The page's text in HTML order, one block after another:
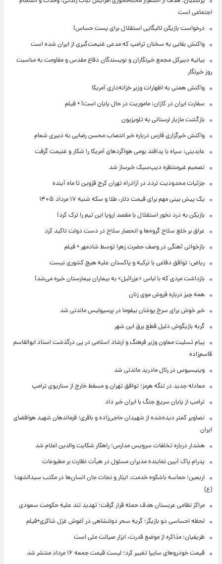
اجتماعی است
درخواست بازیکن لالیگایی استقلال برای پست حساس!
واکنش بقایی به سخنان ترامپ که مدعی غنیمت‌گیری از ایران شده است
بیانیه دبیرکل مجمع خبرنگاران و نویسندگان دفاع مقدس و مقاومت به مناسبت
روز خبرنگار
واکنش همتی به اظهارات وزیر خزانه‌داری آمریکا
سفارت ایران در کازان: ماموریت در حال پایان است! + فیلم
بازگشت مازیار لرستانی به تلویزیون
واکنش خبرگزاری فارس درباره خبر انتصاب محسن رضایی به دبیری شعام
عابدینی: سپاه با پدافند بومی هواگردهای آمریکا را شکار و غنیمت گرفت
تصمیم غیرمنتظره دیپ‌سیک خبرساز شد
جزئیات محدودیت تردد در آزادراه تهران کرج قزوین تا ماه آینده
یک پیش ‌بینی مهم برای قیمت دلار، طلا و سکه شنبه ۱۷ مرداد ۱۴۰۵
بازیکن به درد نخور استقلال با مقصد اروپا این تیم را ترک کرد!
عراق بر خلع سلاح گروه‌ها و انحصار سلاح در دست دولت تاکید کرد
بازخوانی آهنگی در وصف حضرت زهرا توسط شادمهر + فیلم
ریاض: توافق دفاعی با ترکیه و پاکستان علیه هیچ کشوری نیست
بازداشت مردی که با لباس «عزرائیل» به بیماران بیمارستان خیره می‌شد!
همه چیز درباره فروش موی زنان
خبر خوش برای سرخ پوشان بیفوما در پرسپولیس ماندنی شد
گربه بازیگوش دلیل قطع برق این شهر
پیام تسلیت معاون وزیر فرهنگ و ارشاد اسلامی در پی درگذشت استاد ابوالقاسم
قاسم‌زاده
وینیسیوس در رئال مادرید ماندنی شد
معادله جدید در تنگه هرمز؛ توافق تهران و مسقط خارج از سناریوی ترامپ
ترامپ از پایان سریع جنگ با ایران خبر داد
تصاویر کمتر دیده‌شده از شهیدان حاجی‌زاده و باقری؛ فرماندهان شهید هوافضای
ایران
هشدار درباره تخلفات سرویس مدارس؛ راهکار شکایت والدین اعلام شد
پدرام پاک آیین نماینده مدیران مسئول در هیأت نظارت بر مطبوعات
اربعین؛ حماسه باشکوه خدمت، ایثار و نجات جان انسان‌ها در مکتب سیدالشهدا
(ع)
مراکز نظامی عربستان هدف حمله قرار گرفت؛ تهدید تند علیه حکومت سعودی
لحظه احساسی دو بازیگر؛ گریه سحر دولتشاهی در آغوش غزل شاکری+فیلم
ظریفیان: مذاکره از موضع قدرت، ابزار صیانت ملی است
قیمت خودروهای سایپا تغییر کرد؛ لیست قیمت جمعه ۱۶ مرداد منتشر شد